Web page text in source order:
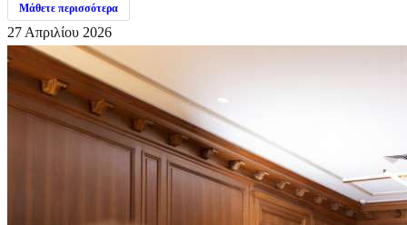
Μάθετε περισσότερα
27 Απριλίου 2026